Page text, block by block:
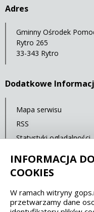
Adres
Gminny Ośrodek
Rytro 265
33-343 Rytro
Dodatkowe
Mapa serwisu
RSS
Statystyki oglądalności
Spełniamy
WCAG 2.1
INFORMACJA
COOKIES
W ramach witryny
przetwarzamy dane